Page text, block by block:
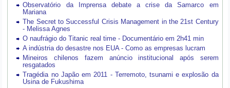
Observatório da Imprensa debate a crise da Samarco em
Mariana
The Secret to Successful Crisis Management in the 21st Century
- Melissa Agnes
O naufrágio do Titanic real time - Documentário em 2h41 min
A indústria do desastre nos EUA - Como as empresas lucram
Mineiros chilenos fazem anúncio institucional após serem
resgatados
Tragédia no Japão em 2011 - Terremoto, tsunami e explosão da
Usina de Fukushima